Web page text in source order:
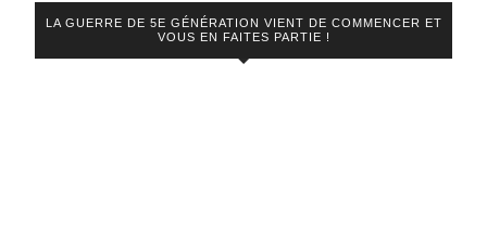
LA GUERRE DE 5E GÉNÉRATION VIENT DE COMMENCER ET
VOUS EN FAITES PARTIE !